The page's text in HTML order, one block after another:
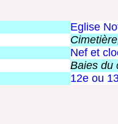
Eglise
Nef et
Baies du
12e ou